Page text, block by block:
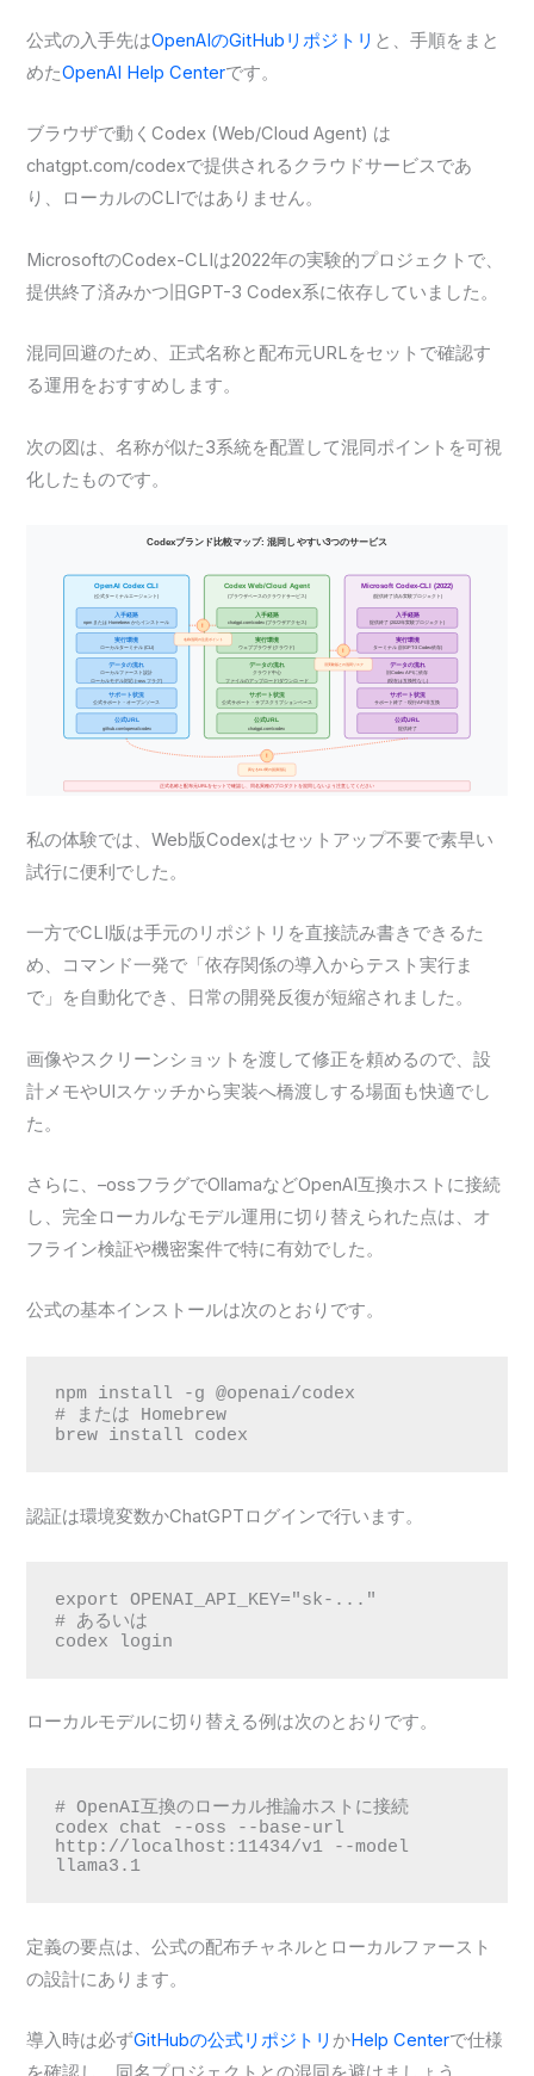
公式の入手先はOpenAIのGitHubリポジトリ と、手順をまと
めたOpenAI Help Centerです。
ブラウザで動くCodex (Web/Cloud Agent) は
chatgpt.com/codexで提供されるクラウドサービスであ
り、ローカルのCLIではありません。
MicrosoftのCodex-CLIは2022年の実験的プロジェクトで、
提供終了済みかつ旧GPT-3 Codex系に依存していました。
混同回避のため、正式名称と配布元URLをセットで確認す
る運用をおすすめします。
次の図は、名称が似た3系統を配置して混同ポイントを可視
化したものです。
私の体験では、Web版Codexはセットアップ不要で素早い
試行に便利でした。
一方でCLI版は手元のリポジトリを直接読み書きできるた
め、コマンド一発で「依存関係の導入からテスト実行ま
で」を自動化でき、日常の開発反復が短縮されました。
画像やスクリーンショットを渡して修正を頼めるので、設
計メモやUIスケッチから実装へ橋渡しする場面も快適でし
た。
さらに、–ossフラグでOllamaなどOpenAI互換ホストに接続
し、完全ローカルなモデル運用に切り替えられた点は、オ
フライン検証や機密案件で特に有効でした。
公式の基本インストールは次のとおりです。
npm install -g @openai/codex
# または Homebrew
brew install codex
認証は環境変数かChatGPTログインで行います。
export OPENAI_API_KEY="sk-..."
# あるいは
codex login
ローカルモデルに切り替える例は次のとおりです。
# OpenAI互換のローカル推論ホストに接続
codex chat --oss --base-url
http://localhost:11434/v1 --model
llama3.1
定義の要点は、公式の配布チャネルとローカルファースト
の設計にあります。
導入時は必ずGitHubの公式リポジトリ かHelp Centerで仕様